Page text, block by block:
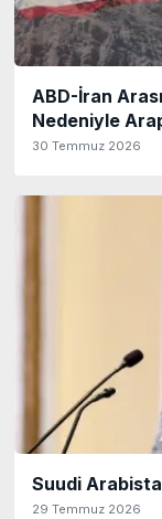
ABD-İran
Nedeniyle
30 Temmuz 2026
Suudi
29 Temmuz 2026